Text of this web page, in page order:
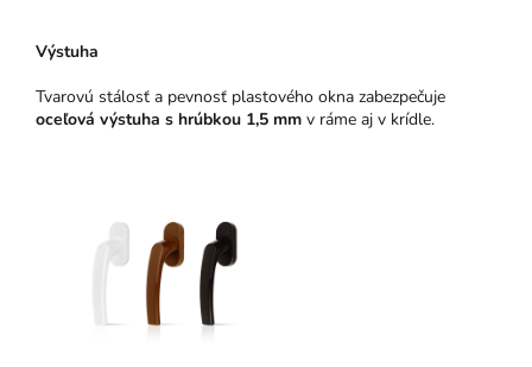
Výstuha
Tvarovú stálosť a pevnosť plastového okna zabezpečuje
oceľová výstuha s hrúbkou 1,5 mm v ráme aj v krídle.